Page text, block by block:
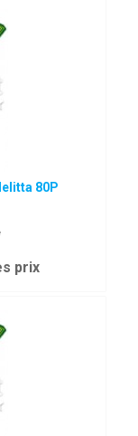
80P
prix